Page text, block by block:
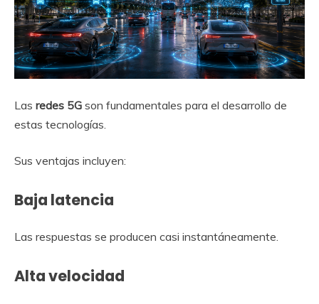
Las redes 5G son fundamentales para el desarrollo de
estas tecnologías.
Sus ventajas incluyen:
Baja latencia
Las respuestas se producen casi instantáneamente.
Alta velocidad